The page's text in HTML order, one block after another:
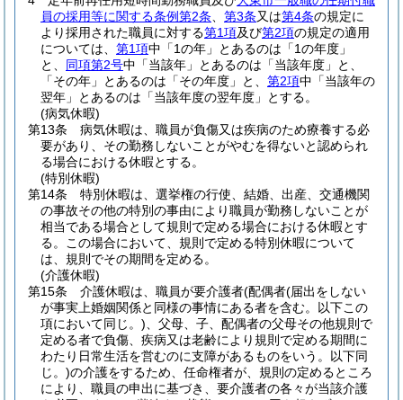
員の採用等に関する条例第2条
第3条又は第4条の規定に
より採用された職員に対する第1項及び第2項の規定の適用
については、 第1項中「1の年」とあるのは「1の年度」
と、 同項第2号中「当該年」とあるのは「当該年度」と、
「その年」とあるのは「その年度」と、 第2項中「当該年の
翌年」とあるのは「当該年度の翌年度」とする。
(病気休暇)
第13条
病気休暇は、職員が負傷又は疾病のため療養する必
要があり、その勤務しないことがやむを得ないと認められ
る場合における休暇とする。
(特別休暇)
第14条
特別休暇は、選挙権の行使、結婚、出産、交通機関
の事故その他の特別の事由により職員が勤務しないことが
相当である場合として規則で定める場合における休暇とす
る。
この場合において、規則で定める特別休暇について
は、規則でその期間を定める。
(介護休暇)
第15条
介護休暇は、職員が要介護者(配偶者(届出をしない
が事実上婚姻関係と同様の事情にある者を含む。以下この
項において同じ。) 、父母、子、配偶者の父母その他規則で
定める者で負傷、疾病又は老齢により規則で定める期間に
わたり日常生活を営むのに支障があるものをいう。以下同
じ。)の介護をするため、任命権者が、規則の定めるところ
により、職員の申出に基づき、要介護者の各々が当該介護